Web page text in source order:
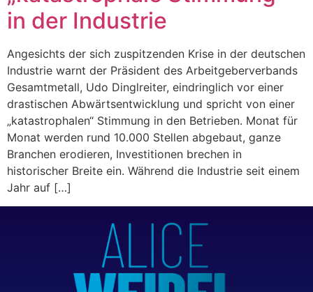
in der Industrie
Angesichts der sich zuspitzenden Krise in der deutschen
Industrie warnt der Präsident des Arbeitgeberverbands
Gesamtmetall, Udo Dinglreiter, eindringlich vor einer
drastischen Abwärtsentwicklung und spricht von einer
„katastrophalen“ Stimmung in den Betrieben. Monat für
Monat werden rund 10.000 Stellen abgebaut, ganze
Branchen erodieren, Investitionen brechen in
historischer Breite ein. Während die Industrie seit einem
Jahr auf […]